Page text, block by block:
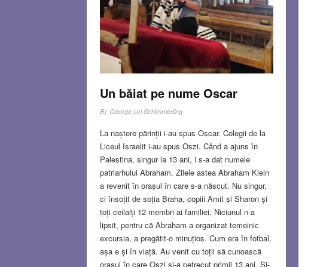
OCT 7, 2023 36 COMMENTS
Un băiat pe nume Oscar
By George Uri Schimmerling
La naștere părinții i-au spus Oscar. Colegii de la
Liceul Israelit i-au spus Oszi. Când a ajuns în
Palestina, singur la 13 ani, i s-a dat numele
patriarhului Abraham. Zilele astea Abraham Klein
a revenit în orașul în care s-a născut. Nu singur,
ci însoțit de soția Braha, copiii Amit și Sharon și
toți ceilalți 12 membri ai familiei. Niciunul n-a
lipsit, pentru că Abraham a organizat temeinic
excursia, a pregătit-o minuțios. Cum era în fotbal,
așa e și în viață. Au venit cu toții să cunoască
orașul în care Oszi și-a petrecut primii 13 ani. Și-